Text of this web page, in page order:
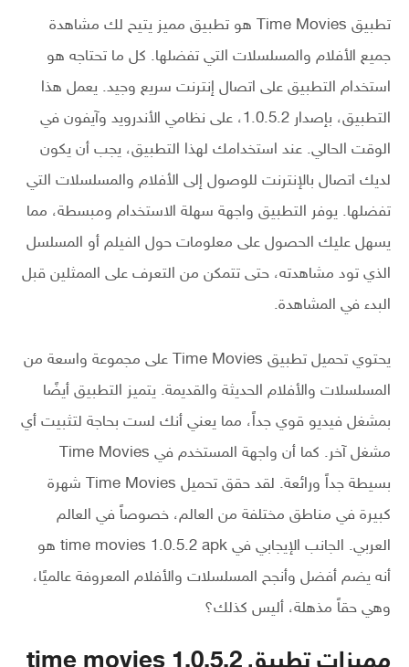
تطبيق Time Movies هو تطبيق مميز يتيح لك مشاهدة
جميع الأفلام والمسلسلات التي تفضلها. كل ما تحتاجه هو
استخدام التطبيق على اتصال إنترنت سريع وجيد. يعمل هذا
التطبيق، بإصدار 1.0.5.2، على نظامي الأندرويد وآيفون في
الوقت الحالي. عند استخدامك لهذا التطبيق، يجب أن يكون
لديك اتصال بالإنترنت للوصول إلى الأفلام والمسلسلات التي
تفضلها. يوفر التطبيق واجهة سهلة الاستخدام ومبسطة، مما
يسهل عليك الحصول على معلومات حول الفيلم أو المسلسل
الذي تود مشاهدته، حتى تتمكن من التعرف على الممثلين قبل
البدء في المشاهدة.
يحتوي تحميل تطبيق Time Movies على مجموعة واسعة من
المسلسلات والأفلام الحديثة والقديمة. يتميز التطبيق أيضًا
بمشغل فيديو قوي جداً، مما يعني أنك لست بحاجة لتثبيت أي
مشغل آخر. كما أن واجهة المستخدم في Time Movies
بسيطة جداً ورائعة. لقد حقق تحميل Time Movies شهرة
كبيرة في مناطق مختلفة من العالم، خصوصاً في العالم
العربي. الجانب الإيجابي في time movies 1.0.5.2 apk هو
أنه يضم أفضل وأنجح المسلسلات والأفلام المعروفة عالميًا،
وهي حقاً مذهلة، أليس كذلك؟